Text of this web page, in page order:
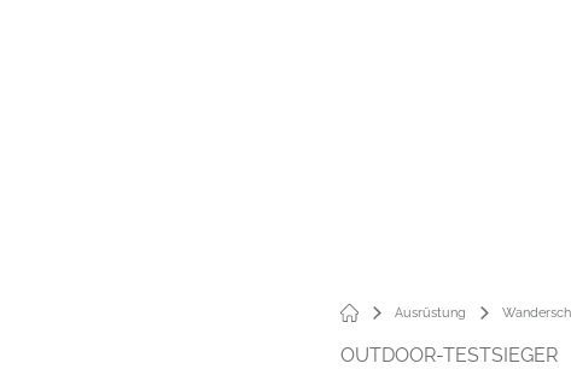
Ausrüstung
OUTDOOR-TESTSIEGER